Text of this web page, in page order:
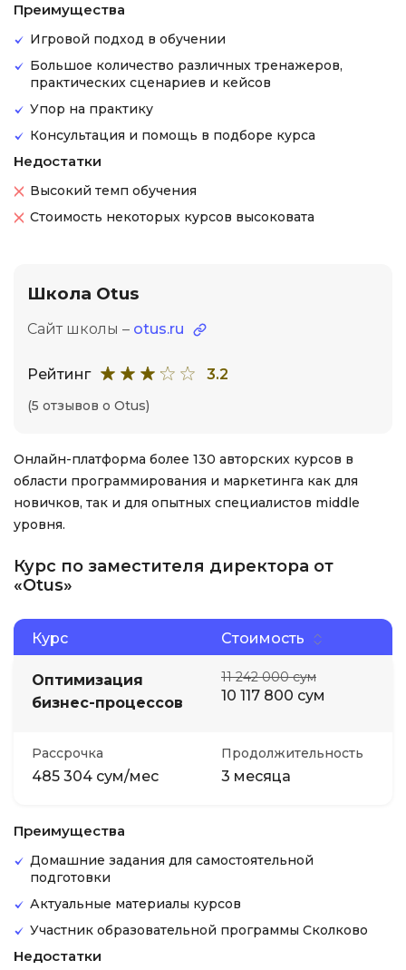
Преимущества
Игровой подход в обучении
Большое количество различных тренажеров,
практических сценариев и кейсов
Упор на практику
Консультация и помощь в подборе курса
Недостатки
Высокий темп обучения
Стоимость некоторых курсов высоковата
Школа Otus
Сайт школы – otus.ru
Рейтинг 3.2
(5 отзывов о Otus)
Онлайн-платформа более 130 авторских курсов в
области программирования и маркетинга как для
новичков, так и для опытных специалистов middle
уровня.
Курс по заместителя директора от
«Otus»
Курс Стоимость
Оптимизация
бизнес-процессов
11 242 000 сум
10 117 800 сум
Рассрочка
485 304 сум/мес
Продолжительность
3 месяца
Преимущества
Домашние задания для самостоятельной
подготовки
Актуальные материалы курсов
Участник образовательной программы Сколково
Недостатки